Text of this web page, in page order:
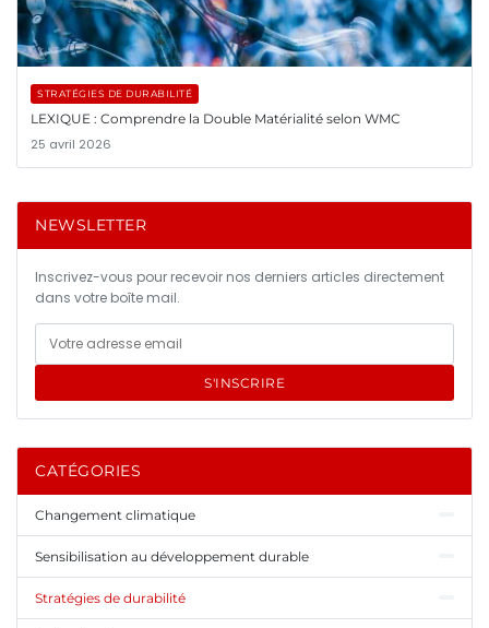
STRATÉGIES DE DURABILITÉ
LEXIQUE : Comprendre la Double Matérialité selon WMC
25 avril 2026
NEWSLETTER
Inscrivez-vous pour recevoir nos derniers articles directement
dans votre boîte mail.
S'INSCRIRE
CATÉGORIES
Changement climatique
Sensibilisation au développement durable
Stratégies de durabilité